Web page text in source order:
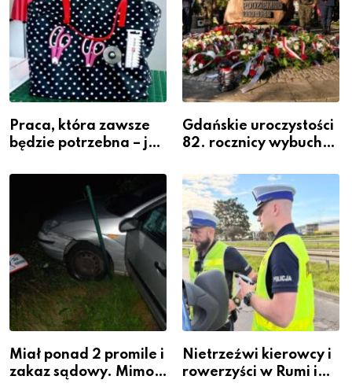
Praca, która zawsze
będzie potrzebna – jak
zawodem przyszłości i
gdzie się go nauczyć?
Gdańskie uroczystości
82. rocznicy wybuchu
Warszawskiego
Miał ponad 2 promile i
zakaz sądowy. Mimo
Nietrzeźwi kierowcy i
rowerzyści w Rumi i